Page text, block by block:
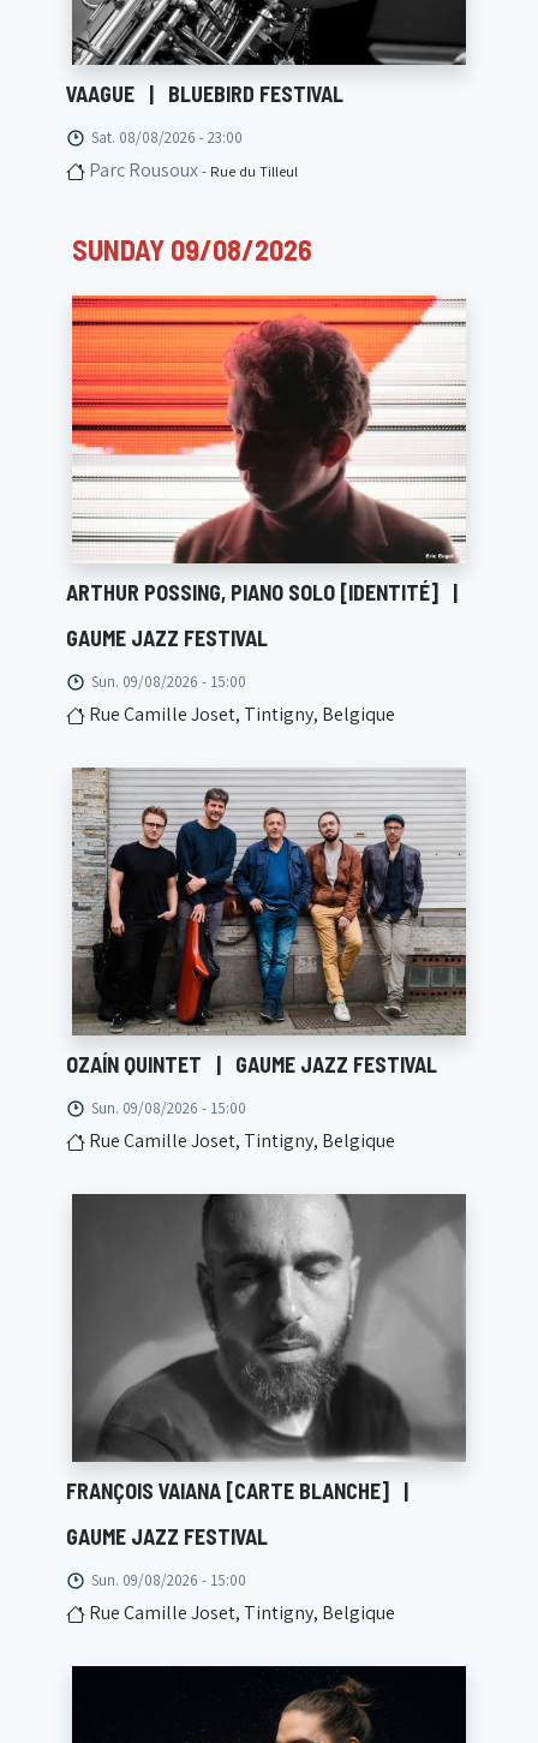
VAAGUE | BLUEBIRD FESTIVAL
Sat. 08/08/2026 - 23:00
Parc Rousoux- Rue du Tilleul
SUNDAY 09/08/2026
ARTHUR POSSING, PIANO SOLO [IDENTITÉ] |
GAUME JAZZ FESTIVAL
Sun. 09/08/2026 - 15:00
Rue Camille Joset, Tintigny, Belgique
OZAÍN QUINTET | GAUME JAZZ FESTIVAL
Sun. 09/08/2026 - 15:00
Rue Camille Joset, Tintigny, Belgique
FRANÇOIS VAIANA [CARTE BLANCHE] |
GAUME JAZZ FESTIVAL
Sun. 09/08/2026 - 15:00
Rue Camille Joset, Tintigny, Belgique